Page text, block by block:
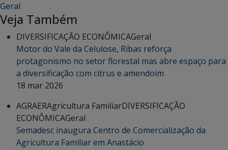
Geral
Veja Também
DIVERSIFICAÇÃO ECONÔMICAGeral
Motor do Vale da Celulose, Ribas reforça
protagonismo no setor florestal mas abre espaço para
a diversificação com citrus e amendoim
18 mar 2026
AGRAERAgricultura FamiliarDIVERSIFICAÇÃO
ECONÔMICAGeral
Semadesc inaugura Centro de Comercialização da
Agricultura Familiar em Anastácio